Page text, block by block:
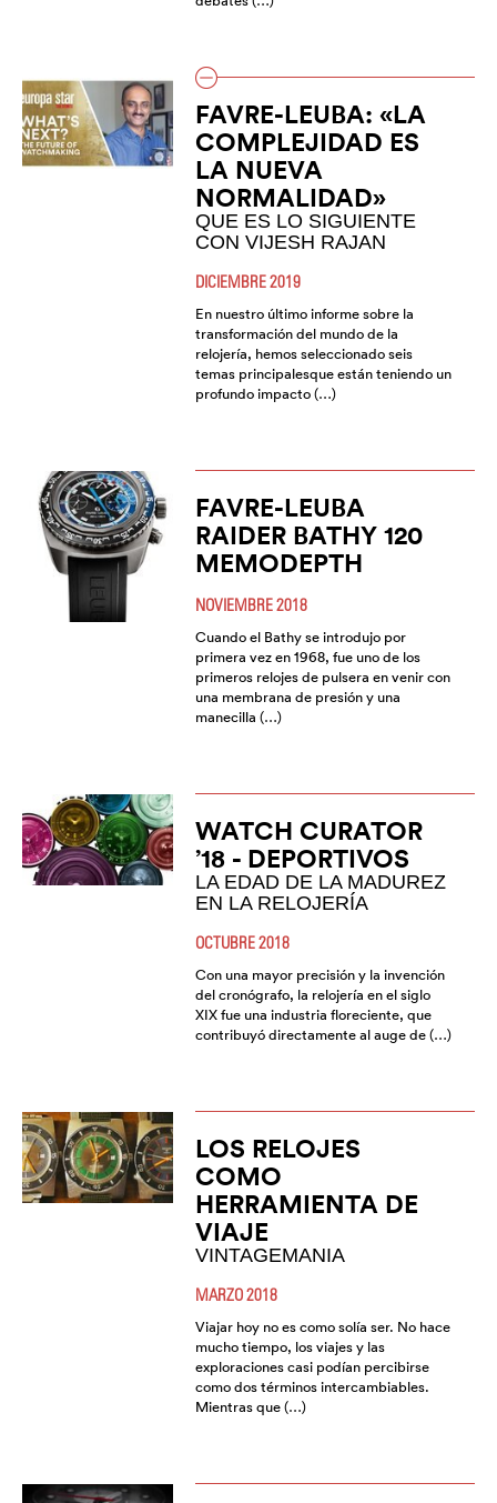
FAVRE-LEUBA: «LA
COMPLEJIDAD ES
LA NUEVA
NORMALIDAD»
QUE ES LO SIGUIENTE
CON VIJESH RAJAN
DICIEMBRE 2019
En nuestro último informe sobre la
transformación del mundo de la
relojería, hemos seleccionado seis
temas principalesque están teniendo un
profundo impacto (…)
FAVRE-LEUBA
RAIDER BATHY 120
MEMODEPTH
NOVIEMBRE 2018
Cuando el Bathy se introdujo por
primera vez en 1968, fue uno de los
primeros relojes de pulsera en venir con
una membrana de presión y una
manecilla (…)
WATCH CURATOR
’18 - DEPORTIVOS
LA EDAD DE LA MADUREZ
EN LA RELOJERÍA
OCTUBRE 2018
Con una mayor precisión y la invención
del cronógrafo, la relojería en el siglo
XIX fue una industria floreciente, que
contribuyó directamente al auge de (…)
LOS RELOJES
COMO
HERRAMIENTA DE
VIAJE
VINTAGEMANIA
MARZO 2018
Viajar hoy no es como solía ser. No hace
mucho tiempo, los viajes y las
exploraciones casi podían percibirse
como dos términos intercambiables.
Mientras que (…)